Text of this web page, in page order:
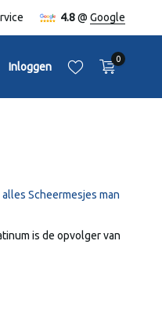
4.8@ Google
Inloggen
0
alles Scheermesjes man
is de opvolger van